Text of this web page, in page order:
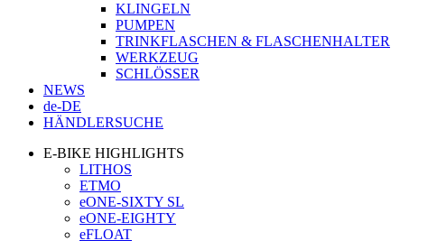
KLINGELN
PUMPEN
TRINKFLASCHEN & FLASCHENHALTER
WERKZEUG
SCHLÖSSER
NEWS
de-DE
HÄNDLERSUCHE
E-BIKE HIGHLIGHTS
LITHOS
ETMO
eONE-SIXTY SL
eONE-EIGHTY
eFLOAT